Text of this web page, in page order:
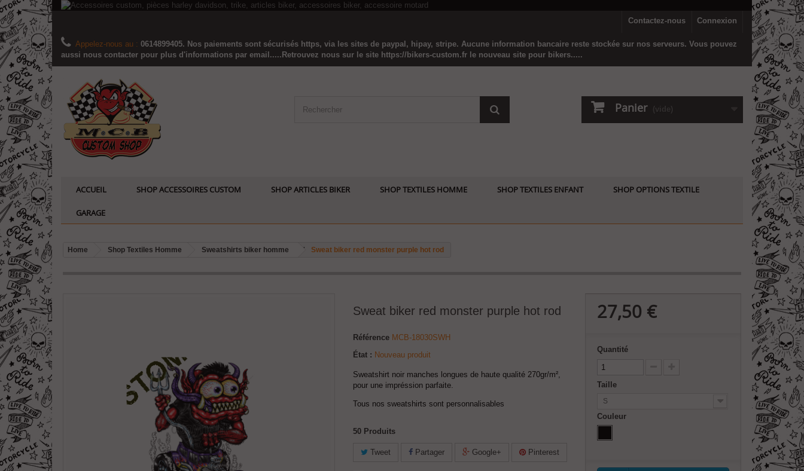
Connexion
Contactez-nous
Appelez-nous au : 0614899405. Nos paiements sont sécurisés https, via les sites de paypal, hipay, stripe. Aucune information bancaire reste stockée sur nos serveurs. Vous pouvez
aussi nous contacter pour plus d'informations par email.....Retrouvez nous sur le site https://bikers-custom.fr le nouveau site pour bikers.....
Panier (vide)
ACCUEIL SHOP ACCESSOIRES CUSTOM SHOP ARTICLES BIKER SHOP TEXTILES HOMME SHOP TEXTILES ENFANT SHOP OPTIONS TEXTILE
GARAGE
Home Shop Textiles Homme Sweatshirts biker homme Sweat biker red monster purple hot rod
Sweat biker red monster purple hot rod
Référence MCB-18030SWH
État : Nouveau produit
Sweatshirt noir manches longues de haute qualité 270gr/m²,
pour une impréssion parfaite.
Tous nos sweatshirts sont personnalisables
50 Produits
Tweet Partager Google+ Pinterest
27,50 €
Quantité
Taille
S
Couleur